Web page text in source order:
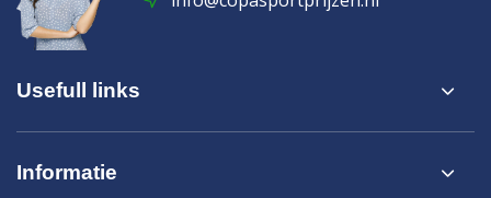
Usefull links
Informatie